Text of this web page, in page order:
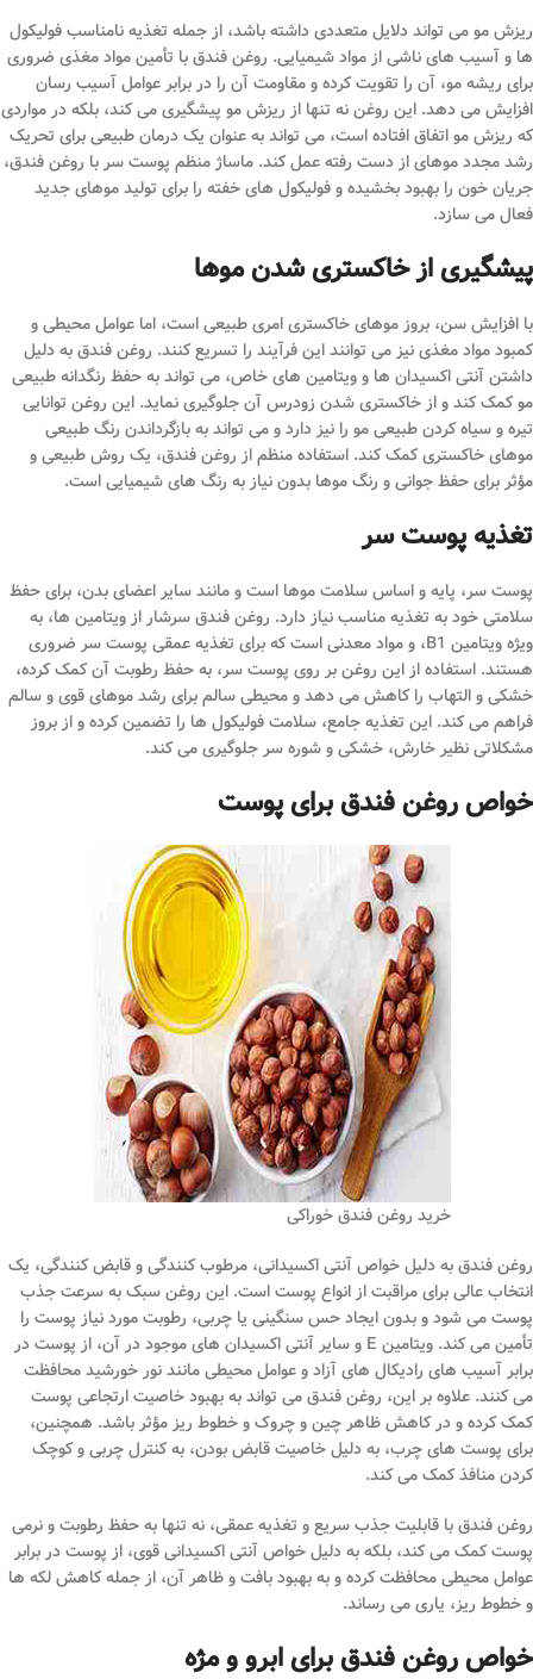
ریزش مو می تواند دلایل متعددی داشته باشد، از جمله تغذیه نامناسب فولیکول
ها و آسیب های ناشی از مواد شیمیایی. روغن فندق با تأمین مواد مغذی ضروری
برای ریشه مو، آن را تقویت کرده و مقاومت آن را در برابر عوامل آسیب رسان
افزایش می دهد. این روغن نه تنها از ریزش مو پیشگیری می کند، بلکه در مواردی
که ریزش مو اتفاق افتاده است، می تواند به عنوان یک درمان طبیعی برای تحریک
رشد مجدد موهای از دست رفته عمل کند. ماساژ منظم پوست سر با روغن فندق،
جریان خون را بهبود بخشیده و فولیکول های خفته را برای تولید موهای جدید
فعال می سازد.
پیشگیری از خاکستری شدن موها
با افزایش سن، بروز موهای خاکستری امری طبیعی است، اما عوامل محیطی و
کمبود مواد مغذی نیز می توانند این فرآیند را تسریع کنند. روغن فندق به دلیل
داشتن آنتی اکسیدان ها و ویتامین های خاص، می تواند به حفظ رنگدانه طبیعی
مو کمک کند و از خاکستری شدن زودرس آن جلوگیری نماید. این روغن توانایی
تیره و سیاه کردن طبیعی مو را نیز دارد و می تواند به بازگرداندن رنگ طبیعی
موهای خاکستری کمک کند. استفاده منظم از روغن فندق، یک روش طبیعی و
مؤثر برای حفظ جوانی و رنگ موها بدون نیاز به رنگ های شیمیایی است.
تغذیه پوست سر
پوست سر، پایه و اساس سلامت موها است و مانند سایر اعضای بدن، برای حفظ
سلامتی خود به تغذیه مناسب نیاز دارد. روغن فندق سرشار از ویتامین ها، به
ویژه ویتامین B1، و مواد معدنی است که برای تغذیه عمقی پوست سر ضروری
هستند. استفاده از این روغن بر روی پوست سر، به حفظ رطوبت آن کمک کرده،
خشکی و التهاب را کاهش می دهد و محیطی سالم برای رشد موهای قوی و سالم
فراهم می کند. این تغذیه جامع، سلامت فولیکول ها را تضمین کرده و از بروز
مشکلاتی نظیر خارش، خشکی و شوره سر جلوگیری می کند.
خواص روغن فندق برای پوست
خرید روغن فندق خوراکی
روغن فندق به دلیل خواص آنتی اکسیدانی، مرطوب کنندگی و قابض کنندگی، یک
انتخاب عالی برای مراقبت از انواع پوست است. این روغن سبک به سرعت جذب
پوست می شود و بدون ایجاد حس سنگینی یا چربی، رطوبت مورد نیاز پوست را
تأمین می کند. ویتامین E و سایر آنتی اکسیدان های موجود در آن، از پوست در
برابر آسیب های رادیکال های آزاد و عوامل محیطی مانند نور خورشید محافظت
می کنند. علاوه بر این، روغن فندق می تواند به بهبود خاصیت ارتجاعی پوست
کمک کرده و در کاهش ظاهر چین و چروک و خطوط ریز مؤثر باشد. همچنین،
برای پوست های چرب، به دلیل خاصیت قابض بودن، به کنترل چربی و کوچک
کردن منافذ کمک می کند.
روغن فندق با قابلیت جذب سریع و تغذیه عمقی، نه تنها به حفظ رطوبت و نرمی
پوست کمک می کند، بلکه به دلیل خواص آنتی اکسیدانی قوی، از پوست در برابر
عوامل محیطی محافظت کرده و به بهبود بافت و ظاهر آن، از جمله کاهش لکه ها
و خطوط ریز، یاری می رساند.
خواص روغن فندق برای ابرو و مژه